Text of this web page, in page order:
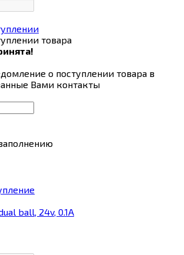
товара
о поступлении товара в
Вами контакты
ball, 24v, 0.1A